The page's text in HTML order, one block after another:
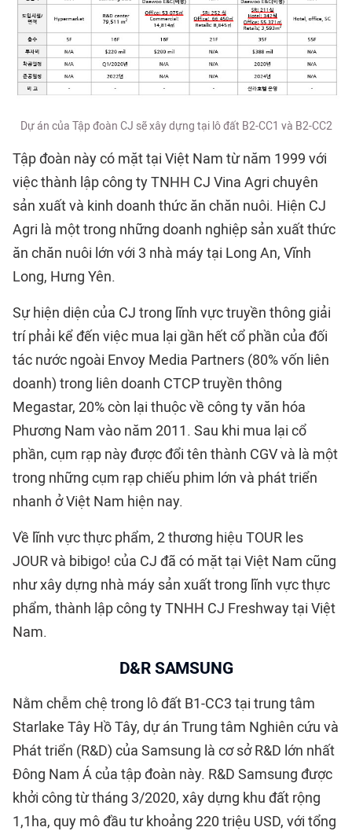
Dự án của Tập đoàn CJ sẽ xây dựng tại lô đất B2-CC1 và B2-CC2
Tập đoàn này có mặt tại Việt Nam từ năm 1999 với
việc thành lập công ty TNHH CJ Vina Agri chuyên
sản xuất và kinh doanh thức ăn chăn nuôi. Hiện CJ
Agri là một trong những doanh nghiệp sản xuất thức
ăn chăn nuôi lớn với 3 nhà máy tại Long An, Vĩnh
Long, Hưng Yên.
Sự hiện diện của CJ trong lĩnh vực truyền thông giải
trí phải kể đến việc mua lại gần hết cổ phần của đối
tác nước ngoài Envoy Media Partners (80% vốn liên
doanh) trong liên doanh CTCP truyền thông
Megastar, 20% còn lại thuộc về công ty văn hóa
Phương Nam vào năm 2011. Sau khi mua lại cổ
phần, cụm rạp này được đổi tên thành CGV và là một
trong những cụm rạp chiếu phim lớn và phát triển
nhanh ở Việt Nam hiện nay.
Về lĩnh vực thực phẩm, 2 thương hiệu TOUR les
JOUR và bibigo! của CJ đã có mặt tại Việt Nam cũng
như xây dựng nhà máy sản xuất trong lĩnh vực thực
phẩm, thành lập công ty TNHH CJ Freshway tại Việt
Nam.
D&R SAMSUNG
Nằm chễm chệ trong lô đất B1-CC3 tại trung tâm
Starlake Tây Hồ Tây, dự án Trung tâm Nghiên cứu và
Phát triển (R&D) của Samsung là cơ sở R&D lớn nhất
Đông Nam Á của tập đoàn này. R&D Samsung được
khởi công từ tháng 3/2020, xây dựng khu đất rộng
1,1ha, quy mô đầu tư khoảng 220 triệu USD, với tổng